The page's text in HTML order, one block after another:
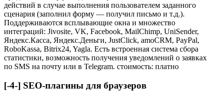
действий в случае выполнения пользователем заданного
сценария (заполнил форму — получил письмо и т.д.).
Поддерживаются всплывающие окна и множество
интеграций: Jivosite, VK, Facebook, MailChimp, UniSender,
Яндекс.Касса, Яндекс.Деньги, JustClick, amoCRM, PayPal,
RoboKassa, Bitrix24, Yagla. Есть встроенная система сбора
статистики, возможность получения уведомлений о заявках
по SMS на почту или в Telegram. стоимость: платно
[-4-] SEO-плагины для браузеров